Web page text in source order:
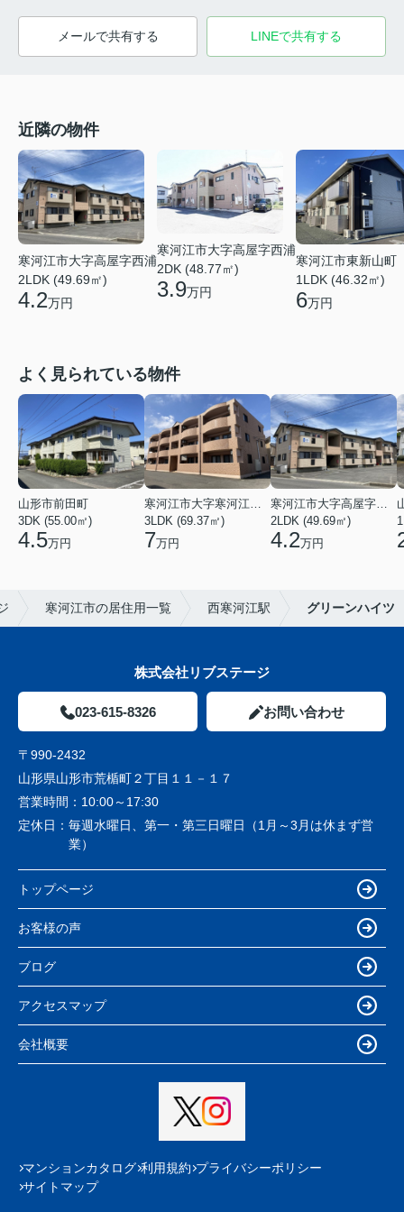
メールで共有する LINEで共有する
近隣の物件
寒河江市大字高屋字西浦
2LDK (49.69㎡)
4.2万円
寒河江市大字高屋字西浦
2DK (48.77㎡)
3.9万円
寒河江市東新山町
1LDK (46.32㎡)
6万円
よく見られている物件
山形市前田町
3DK (55.00㎡)
4.5万円
寒河江市大字寒河江字鶴田
3LDK (69.37㎡)
7万円
寒河江市大字高屋字西浦
2LDK (49.69㎡)
4.2万円
寒河江市の居住用一覧 西寒河江駅 グリーンハイツ
株式会社リブステージ
023-615-8326 お問い合わせ
〒990-2432
山形県山形市荒楯町２丁目１１－１７
営業時間： 10:00～17:30
定休日： 毎週水曜日、第一・第三日曜日（1月～3月は休まず営
業）
トップページ
お客様の声
ブログ
アクセスマップ
会社概要
マンションカタログ 利用規約 プライバシーポリシー
サイトマップ